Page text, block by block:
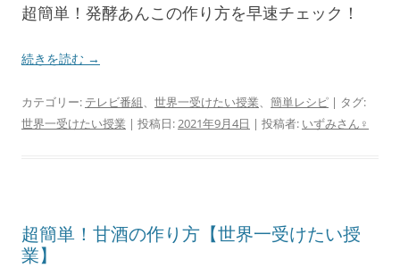
超簡単！発酵あんこの作り方を早速チェック！
続きを読む →
カテゴリー: テレビ番組、 世界一受けたい授業、 簡単レシピ | タグ:
世界一受けたい授業 | 投稿日:2021年9月4日 | 投稿者: いずみさん♀
超簡単！甘酒の作り方【世界一受けたい授
業】